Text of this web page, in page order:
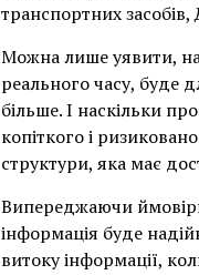
транспортних
Можна лише уявити,
реального часу, буде
більше. І наскільки
копіткого і
структури, яка має
Випереджаючи
інформація буде
витоку інформації,